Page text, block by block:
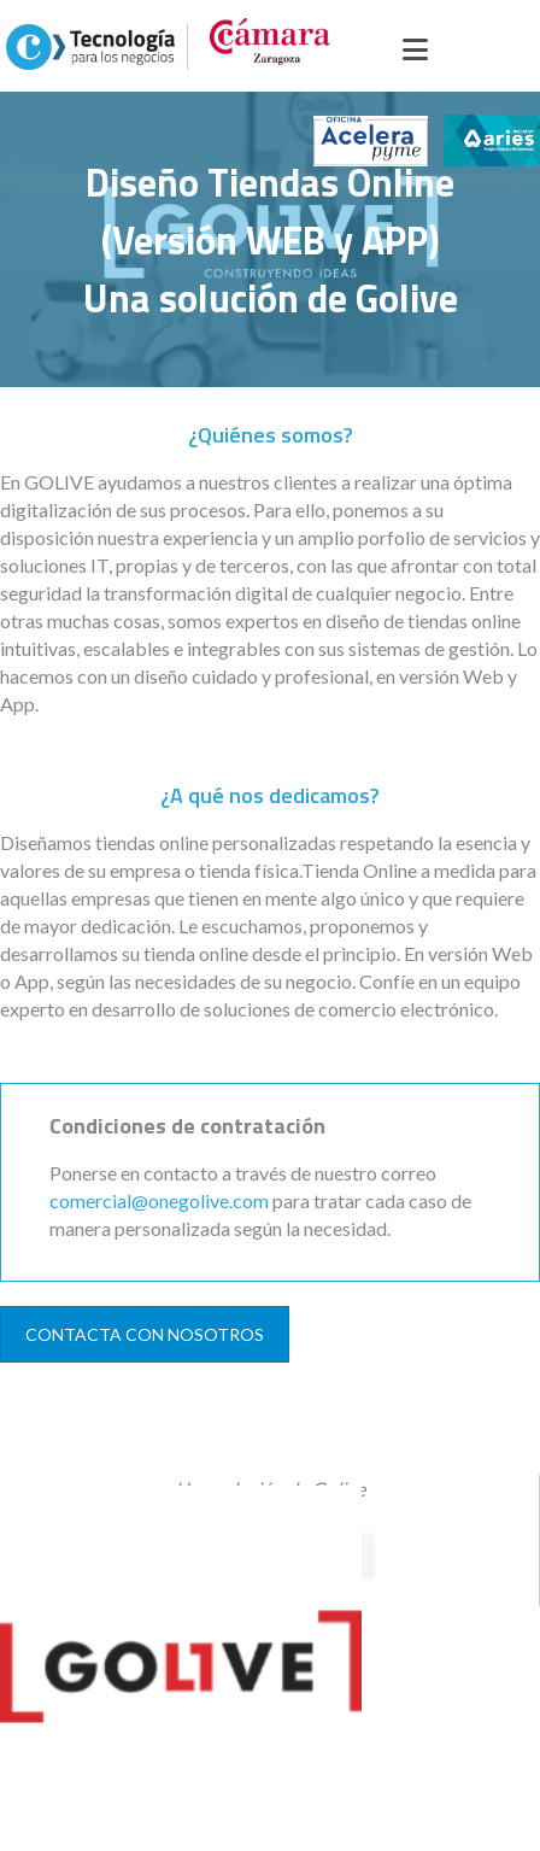
> Portal sector servicios Soluciones
(Versión WEB y APP)
Diseño Tiendas Online
(Versión WEB y APP)
Una solución de Golive
¿Quiénes somos?
En GOLIVE ayudamos a nuestros clientes a realizar una óptima
digitalización de sus procesos. Para ello, ponemos a su
disposición nuestra experiencia y un amplio porfolio de servicios y
soluciones IT, propias y de terceros, con las que afrontar con total
seguridad la transformación digital de cualquier negocio. Entre
otras muchas cosas, somos expertos en diseño de tiendas online
intuitivas, escalables e integrables con sus sistemas de gestión. Lo
hacemos con un diseño cuidado y profesional, en versión Web y
App.
¿A qué nos dedicamos?
Diseñamos tiendas online personalizadas respetando la esencia y
valores de su empresa o tienda física.Tienda Online a medida para
aquellas empresas que tienen en mente algo único y que requiere
de mayor dedicación. Le escuchamos, proponemos y
desarrollamos su tienda online desde el principio. En versión Web
o App, según las necesidades de su negocio. Confíe en un equipo
experto en desarrollo de soluciones de comercio electrónico.
Condiciones de contratación
Ponerse en contacto a través de nuestro correo
comercial@onegolive.compara tratar cada caso de
manera personalizada según la necesidad.
CONTACTA CON NOSOTROS
Una solución de Golive